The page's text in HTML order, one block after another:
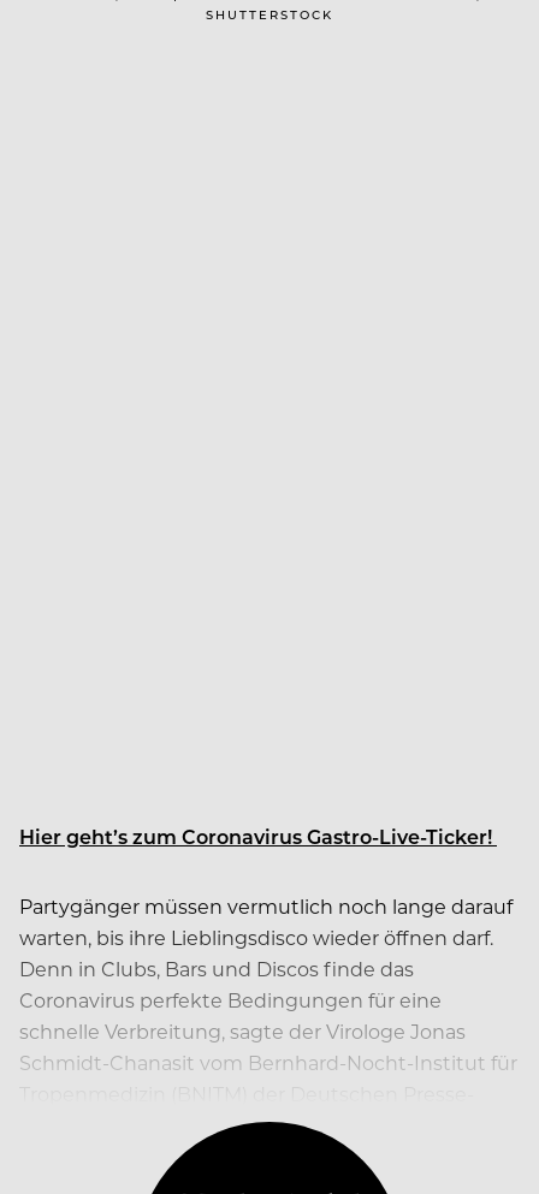
SHUTTERSTOCK
Hier geht’s zum Coronavirus Gastro-Live-Ticker!
Partygänger müssen vermutlich noch lange darauf
warten, bis ihre Lieblingsdisco wieder öffnen darf.
Denn in Clubs, Bars und Discos finde das
Coronavirus perfekte Bedingungen für eine
schnelle Verbreitung, sagte der Virologe Jonas
Schmidt-Chanasit vom Bernhard-Nocht-Institut für